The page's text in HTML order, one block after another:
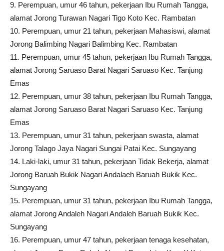
9. Perempuan, umur 46 tahun, pekerjaan Ibu Rumah Tangga,
alamat Jorong Turawan Nagari Tigo Koto Kec. Rambatan
10. Perempuan, umur 21 tahun, pekerjaan Mahasiswi, alamat
Jorong Balimbing Nagari Balimbing Kec. Rambatan
11. Perempuan, umur 45 tahun, pekerjaan Ibu Rumah Tangga,
alamat Jorong Saruaso Barat Nagari Saruaso Kec. Tanjung
Emas
12. Perempuan, umur 38 tahun, pekerjaan Ibu Rumah Tangga,
alamat Jorong Saruaso Barat Nagari Saruaso Kec. Tanjung
Emas
13. Perempuan, umur 31 tahun, pekerjaan swasta, alamat
Jorong Talago Jaya Nagari Sungai Patai Kec. Sungayang
14. Laki-laki, umur 31 tahun, pekerjaan Tidak Bekerja, alamat
Jorong Baruah Bukik Nagari Andalaeh Baruah Bukik Kec.
Sungayang
15. Perempuan, umur 31 tahun, pekerjaan Ibu Rumah Tangga,
alamat Jorong Andaleh Nagari Andaleh Baruah Bukik Kec.
Sungayang
16. Perempuan, umur 47 tahun, pekerjaan tenaga kesehatan,